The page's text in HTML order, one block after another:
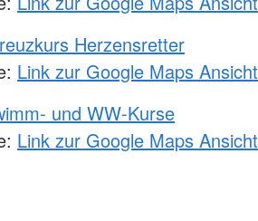
Herzensretter
Link zur Google Maps Ansicht
und WW-Kurse
Link zur Google Maps Ansicht